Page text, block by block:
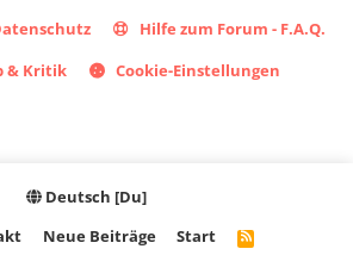
Hilfe zum Forum - F.A.Q.
& Kritik
Cookie-Einstellungen
Deutsch [Du]
Neue Beiträge Start
R